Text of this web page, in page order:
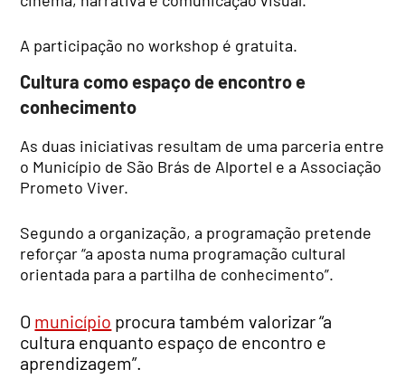
A participação no workshop é gratuita.
Cultura como espaço de encontro e
conhecimento
As duas iniciativas resultam de uma parceria entre
o Município de São Brás de Alportel e a Associação
Prometo Viver.
Segundo a organização, a programação pretende
reforçar “a aposta numa programação cultural
orientada para a partilha de conhecimento”.
O município procura também valorizar “a
cultura enquanto espaço de encontro e
aprendizagem”.